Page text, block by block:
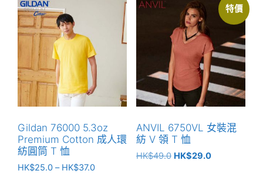
Gildan 76000 5.3oz
Premium Cotton 成人環
紡圓筒 T 恤
HK$25.0 – HK$37.0價
特價
ANVIL 6750VL 女裝混
紡 V 領 T 恤
HK$49.0 原
HK$29.0目